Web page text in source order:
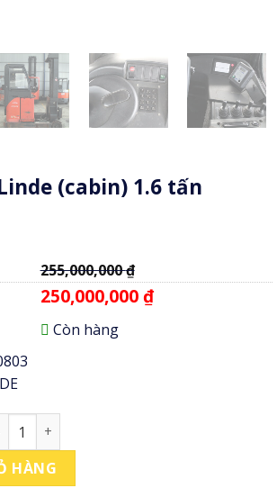
(cabin) 1.6 tấn
255,000,000₫
250,000,000₫
Còn hàng
nâng kệ Linde (cabin) 1.6 tấn số lượng
HÀNG